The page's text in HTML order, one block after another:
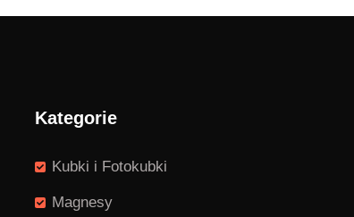
Kategorie
Kubki i Fotokubki
Magnesy